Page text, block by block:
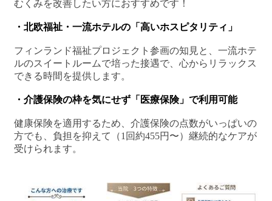
むくみを改善したい方におすすめです！
・北欧福祉・一流ホテルの「高いホスピタリティ」
フィンランド福祉プロジェクト参画の知見と、一流ホテ
ルのスイートルームで培った接遇で、心からリラックス
できる時間を提供します。
・介護保険の枠を気にせず「医療保険」で利用可能
健康保険を適用するため、介護保険の点数がいっぱいの
方でも、負担を抑えて（1回約455円〜）継続的なケアが
受けられます。